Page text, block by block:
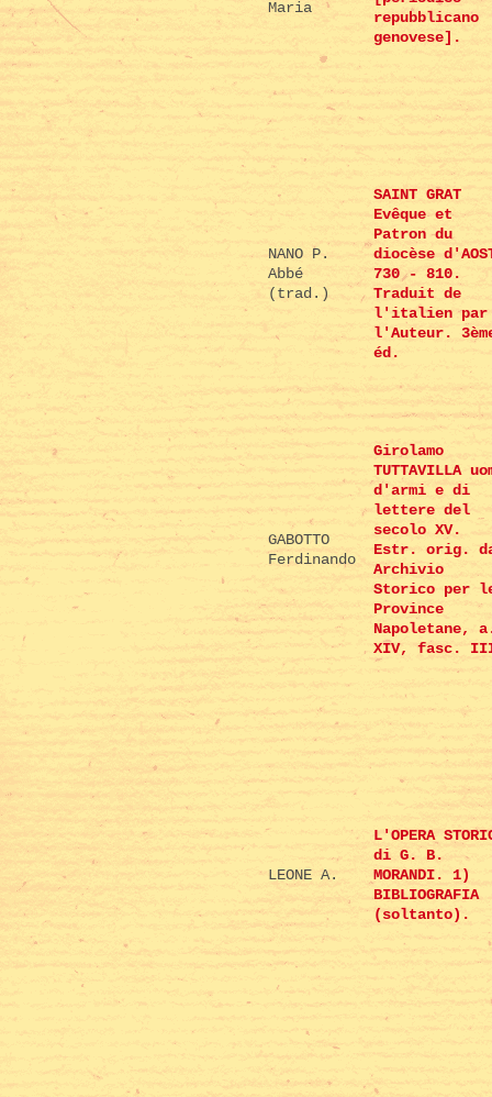
Maria
repubblicano
genovese].
NANO P.
Abbé
(trad.)
SAINT GRAT
Evêque et
Patron du
diocèse
730 - 810.
Traduit de
l'italien par
l'Auteur.
éd.
GABOTTO
Ferdinando
Girolamo
TUTTAVILLA
d'armi e di
lettere del
secolo XV.
Estr. orig.
Archivio
Storico per
Province
Napoletane,
XIV, fasc.
LEONE A.
L'OPERA
di G. B.
MORANDI. 1)
BIBLIOGRAFIA
(soltanto).